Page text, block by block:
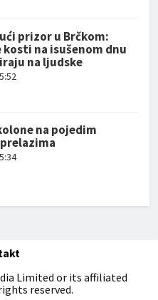
prizor u Brčkom:
kosti na isušenom dnu
na ljudske
na pojedim
Limited or its affiliated
reserved.